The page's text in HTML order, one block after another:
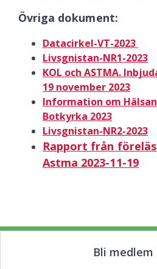
Övriga dokument:
Datacirkel-VT-2023
Livsgnistan-NR1-2023
KOL och ASTMA.
19 november 2023
Information om
Botkyrka 2023
Livsgnistan-NR2-2023
Rapport från
Astma 2023-11-19
Bli medlem